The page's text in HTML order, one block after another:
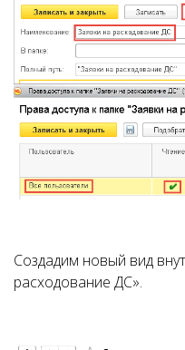
Создадим новый вид
расходование ДС».